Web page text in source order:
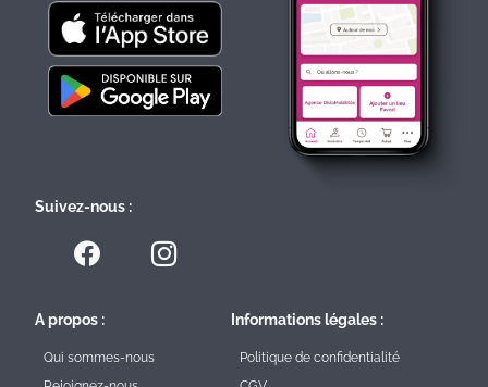
Suivez-nous :
A propos :
Qui sommes-nous
Informations légales :
Politique de confidentialité